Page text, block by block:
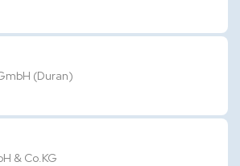
(Duran)
& Co.KG